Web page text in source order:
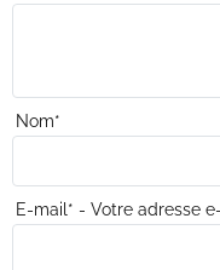
Nom*
E-mail * - Votre adresse